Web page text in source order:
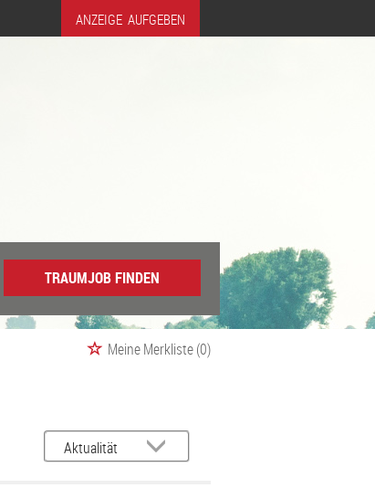
ANZEIGE AUFGEBEN
TRAUMJOB FINDEN
Meine Merkliste(0)